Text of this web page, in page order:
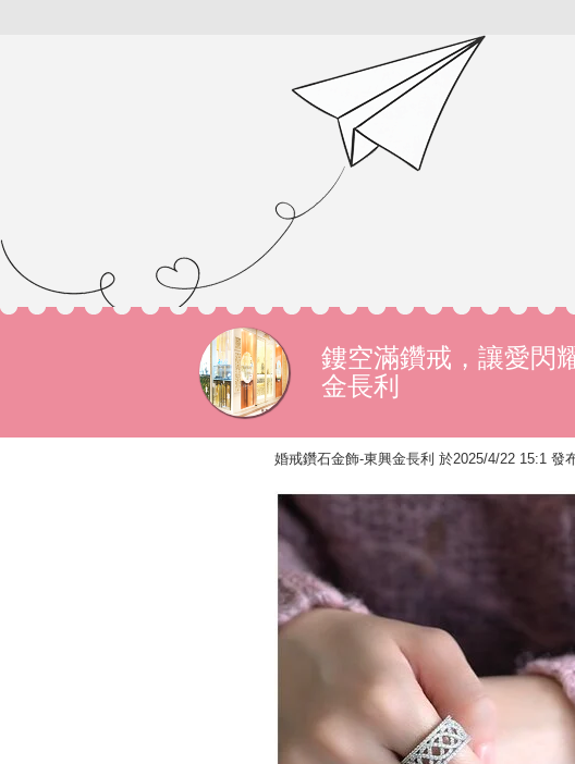
鏤空滿鑽戒，讓愛閃
金長利
婚戒鑽石金飾-東興金長利 於2025/4/22 15:1